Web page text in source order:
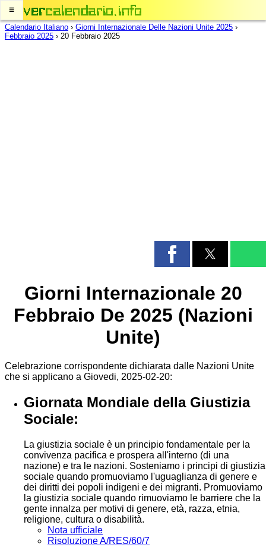
≡
Calendario Italiano › Giorni Internazionale Delle Nazioni Unite 2025 ›
Febbraio 2025 › 20 Febbraio 2025
Giorni Internazionale 20
Febbraio De 2025 (Nazioni
Unite)
Celebrazione corrispondente dichiarata dalle Nazioni Unite
che si applicano a Giovedi, 2025-02-20:
Giornata Mondiale della Giustizia
Sociale:
La giustizia sociale è un principio fondamentale per la
convivenza pacifica e prospera all'interno (di una
nazione) e tra le nazioni. Sosteniamo i principi di giustizia
sociale quando promuoviamo l'uguaglianza di genere e
dei diritti dei popoli indigeni e dei migranti. Promuoviamo
la giustizia sociale quando rimuoviamo le barriere che la
gente innalza per motivi di genere, età, razza, etnia,
religione, cultura o disabilità.
Nota ufficiale
Risoluzione A/RES/60/7